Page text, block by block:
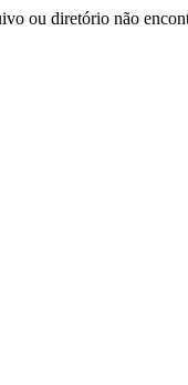
ou diretório não